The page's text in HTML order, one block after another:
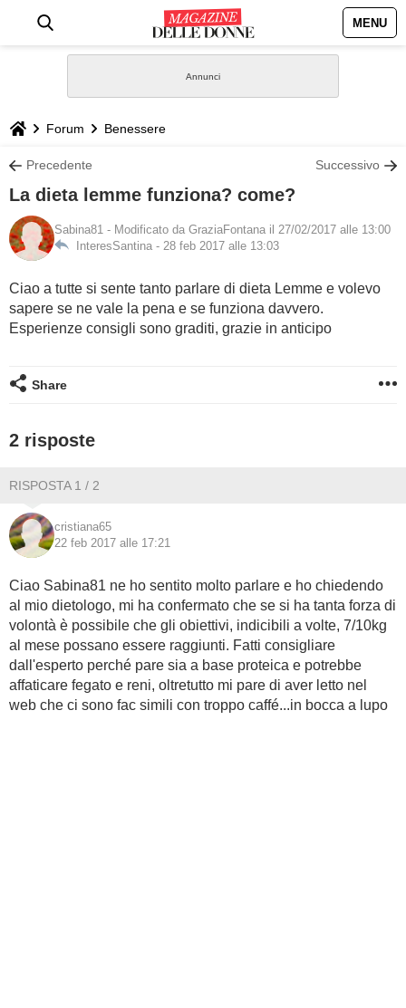
MENU
STILE
DEFINIZIONI
GASTRONOMIA
SESSO
BAMBINO
DIETA
GUIDE
FORUM
Forum Benessere
Precedente Successivo
La dieta lemme funziona? come?
Sabina81 - Modificato da GraziaFontana il 27/02/2017 alle 13:00
InteresSantina - 28 feb 2017 alle 13:03
Ciao a tutte si sente tanto parlare di dieta Lemme e volevo
sapere se ne vale la pena e se funziona davvero.
Esperienze consigli sono graditi, grazie in anticipo
Share
2 risposte
RISPOSTA 1 / 2
cristiana65
22 feb 2017 alle 17:21
Ciao Sabina81 ne ho sentito molto parlare e ho chiedendo
al mio dietologo, mi ha confermato che se si ha tanta forza di
volontà è possibile che gli obiettivi, indicibili a volte, 7/10kg
al mese possano essere raggiunti. Fatti consigliare
dall'esperto perché pare sia a base proteica e potrebbe
affaticare fegato e reni, oltretutto mi pare di aver letto nel
web che ci sono fac simili con troppo caffé...in bocca a lupo